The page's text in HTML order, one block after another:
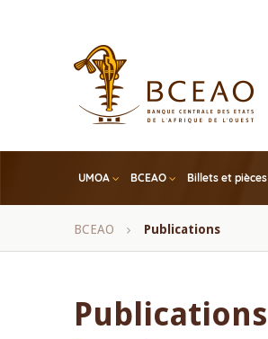
UMOA BCEAO Billets et pièces
Fil
BCEAO Publications
Publications